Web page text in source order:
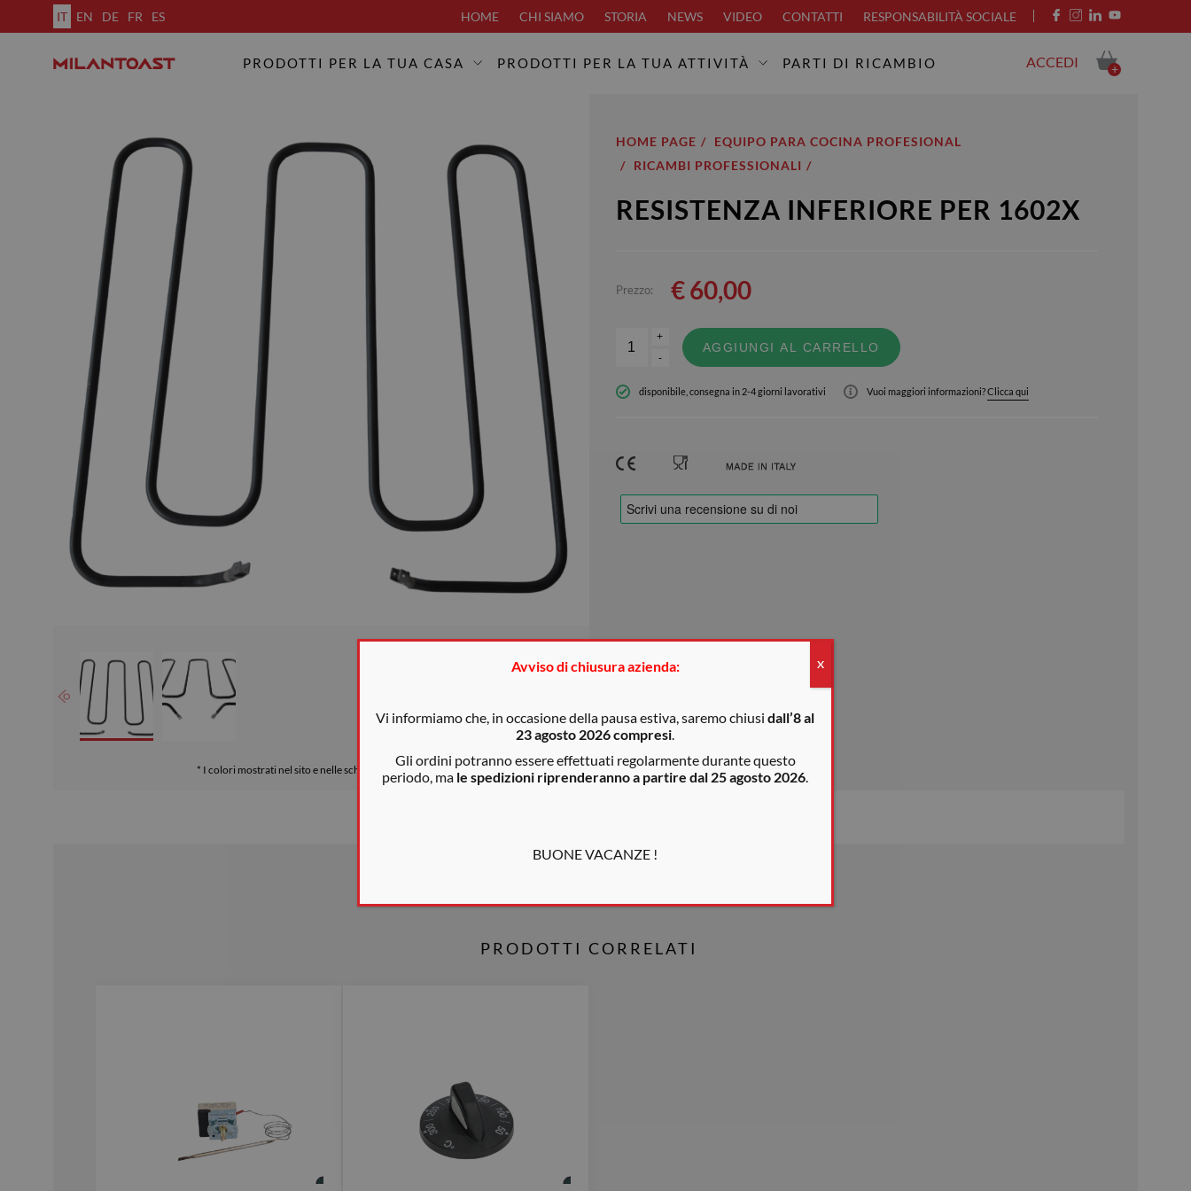
IT EN DE FR ES HOME CHI SIAMO STORIA NEWS VIDEO CONTATTI RESPONSABILITÀ SOCIALE
PRODOTTI PER LA TUA CASA PRODOTTI PER LA TUA ATTIVITÀ PARTI DI RICAMBIO ACCEDI +
* I colori mostrati nel sito e nelle schede sono indicativi
HOME PAGE
EQUIPO PARA COCINA PROFESIONAL
RICAMBI PROFESSIONALI
RESISTENZA INFERIORE PER 1602X
Prezzo: €60,00
+
-
AGGIUNGI AL CARRELLO
disponibile, consegna in 2-4 giorni lavorativi Vuoi maggiori informazioni?Clicca qui
PRODOTTI CORRELATI
Avviso di chiusura azienda:
Vi informiamo che, in occasione della pausa estiva, saremo chiusidall’8 al
23 agosto 2026 compresi.
Gli ordini potranno essere effettuati regolarmente durante questo
periodo, ma le spedizioni riprenderanno a partire dal 25 agosto 2026.
BUONE VACANZE !
X